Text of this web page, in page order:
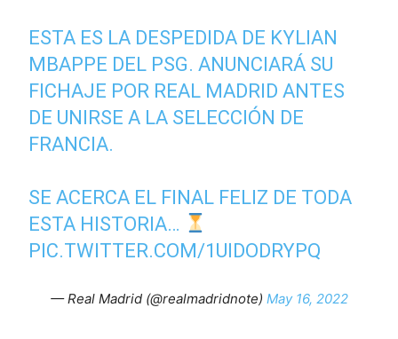
ESTA ES LA DESPEDIDA DE KYLIAN
MBAPPE DEL PSG. ANUNCIARÁ SU
FICHAJE POR REAL MADRID ANTES
DE UNIRSE A LA SELECCIÓN DE
FRANCIA.
SE ACERCA EL FINAL FELIZ DE TODA
ESTA HISTORIA…
PIC.TWITTER.COM/1UIDODRYPQ
— Real Madrid (@realmadridnote) May 16, 2022